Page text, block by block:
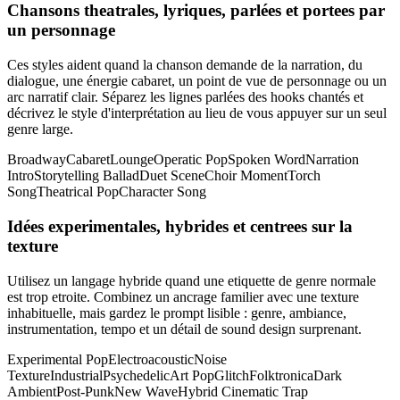
Chansons theatrales, lyriques, parlées et portees par
un personnage
Ces styles aident quand la chanson demande de la narration, du
dialogue, une énergie cabaret, un point de vue de personnage ou un
arc narratif clair. Séparez les lignes parlées des hooks chantés et
décrivez le style d'interprétation au lieu de vous appuyer sur un seul
genre large.
BroadwayCabaretLoungeOperatic PopSpoken WordNarration
IntroStorytelling BalladDuet SceneChoir MomentTorch
SongTheatrical PopCharacter Song
Idées experimentales, hybrides et centrees sur la
texture
Utilisez un langage hybride quand une etiquette de genre normale
est trop etroite. Combinez un ancrage familier avec une texture
inhabituelle, mais gardez le prompt lisible : genre, ambiance,
instrumentation, tempo et un détail de sound design surprenant.
Experimental PopElectroacousticNoise
TextureIndustrialPsychedelicArt PopGlitchFolktronicaDark
AmbientPost-PunkNew WaveHybrid Cinematic Trap